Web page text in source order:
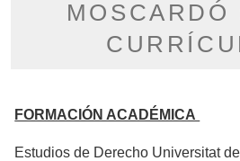
FORMACIÓN ACADÉMICA
Estudios de Derecho Universitat